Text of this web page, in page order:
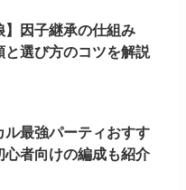
】因子継承の仕組み
と選び方のコツを解説
ル最強パーティおすす
心者向けの編成も紹介